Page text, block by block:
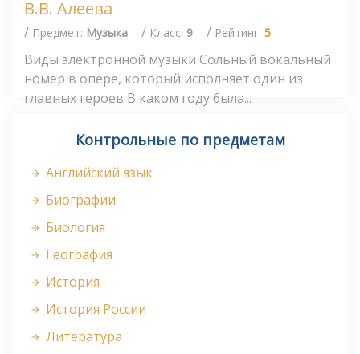
В.В. Алеева
/ Предмет: Музыка / Класс: 9 / Рейтинг: 5
Виды электронной музыки Сольный вокальный
номер в опере, который исполняет один из
главных героев В каком году была...
Контрольные по предметам
Английский язык
Биографии
Биология
География
История
История России
Литература